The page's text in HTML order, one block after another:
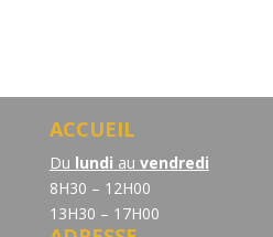
ACCUEIL
Du lundi au vendredi
8H30 – 12H00
13H30 – 17H00